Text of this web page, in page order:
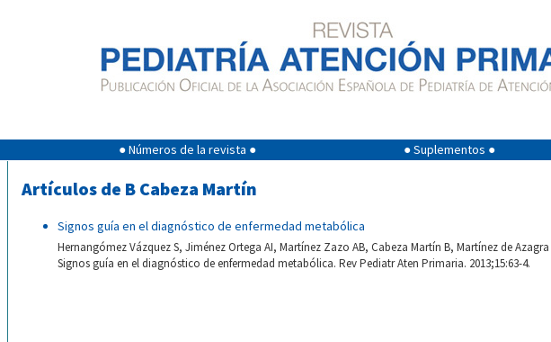
● Números de la revista ● ● Suplementos ●
Artículos de B Cabeza Martín
Signos guía en el diagnóstico de enfermedad metabólica
Hernangómez Vázquez S, Jiménez Ortega AI, Martínez Zazo AB, Cabeza Martín B, Martínez de Azagra
Signos guía en el diagnóstico de enfermedad metabólica. Rev Pediatr Aten Primaria. 2013;15:63-4.